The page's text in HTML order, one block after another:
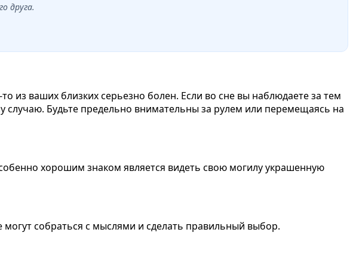
друга.
из ваших близких серьезно болен. Если во сне вы наблюдаете за тем
случаю. Будьте предельно внимательны за рулем или перемещаясь на
хорошим знаком является видеть свою могилу украшенную
собраться с мыслями и сделать правильный выбор.